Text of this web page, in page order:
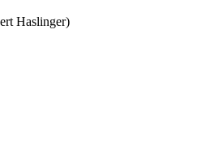
Haslinger)